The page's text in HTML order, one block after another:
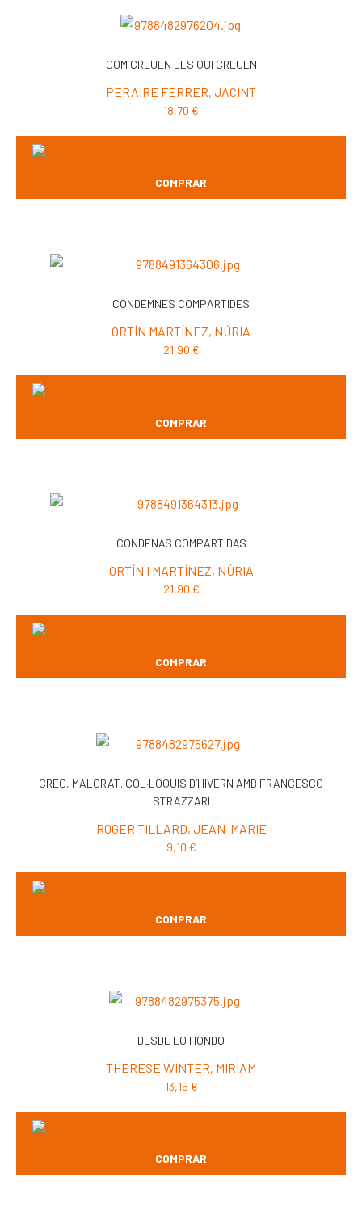
COM CREUEN ELS QUI CREUEN
PERAIRE FERRER, JACINT
18,70 €
COMPRAR
CONDEMNES COMPARTIDES
ORTÍN MARTÍNEZ, NÚRIA
21,90 €
COMPRAR
CONDENAS COMPARTIDAS
ORTÍN I MARTÍNEZ, NÚRIA
21,90 €
COMPRAR
CREC, MALGRAT. COL·LOQUIS D’HIVERN AMB FRANCESCO
STRAZZARI
ROGER TILLARD, JEAN-MARIE
9,10 €
COMPRAR
DESDE LO HONDO
THERESE WINTER, MIRIAM
13,15 €
COMPRAR